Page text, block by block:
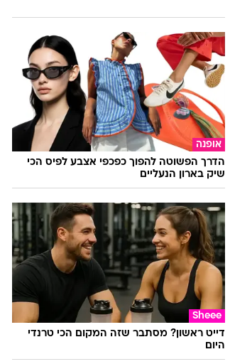
אופנה
הדרך הפשוטה להפוך כפכפי אצבע לפיס הכי
שיק בארון הנעליים
Sheee
דייט ראשון? מסתבר שזה המקום הכי טרנדי
היום